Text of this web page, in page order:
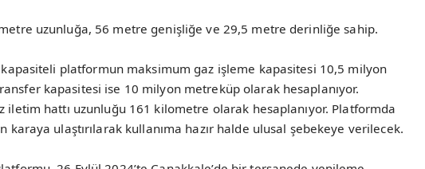
uzunluğa, 56 metre genişliğe ve 29,5 metre derinliğe sahip.
platformun maksimum gaz işleme kapasitesi 10,5 milyon
kapasitesi ise 10 milyon metreküp olarak hesaplanıyor.
iletim hattı uzunluğu 161 kilometre olarak hesaplanıyor. Platformda
karaya ulaştırılarak kullanıma hazır halde ulusal şebekeye verilecek.